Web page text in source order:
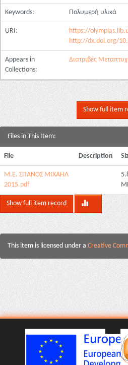
Keywords: Πολυμερή υλικά
URI:
https://
http://dx.doi.org/
Appears in
Collections:
Διατριβές
Show full item
Files in This Item:
File Description
Μ.Ε. ΣΠΑΝΟΣ ΜΙΧΑΗΛ
2015.pdf
Show full item record
This item is licensed under a Creative